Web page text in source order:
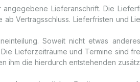
Lieferanschrift. Die
Vertragsschluss. Lieferfristen und
Soweit nicht etwas
Lieferzeiträume und Termine sind
ihm die hierdurch entstehenden